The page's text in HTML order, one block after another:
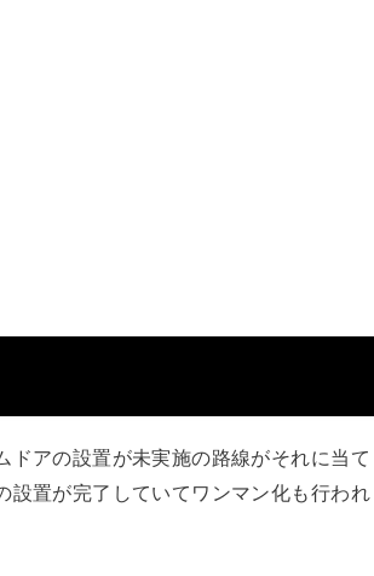
ドアの設置が未実施の路線がそれに当て
設置が完了していてワンマン化も行われ